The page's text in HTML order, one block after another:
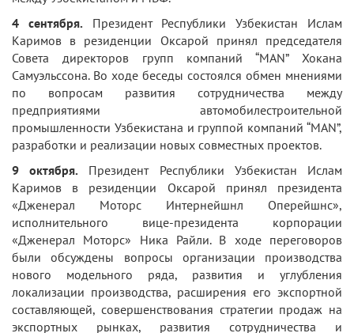
4 сентября. Президент Республики Узбекистан Ислам
Каримов в резиденции Оксарой принял председателя
Совета директоров групп компаний “MAN” Хокана
Самуэльссона. Во ходе беседы состоялся обмен мнениями
по вопросам развития сотрудничества между
предприятиями автомобилестроительной
промышленности Узбекистана и группой компаний “MAN”,
разработки и реализации новых совместных проектов.
9 октября. Президент Республики Узбекистан Ислам
Каримов в резиденции Оксарой принял президента
«Дженерал Моторс Интернейшнл Оперейшнс»,
исполнительного вице-президента корпорации
«Дженерал Моторс» Ника Райли. В ходе переговоров
были обсуждены вопросы организации производства
нового модельного ряда, развития и углубления
локализации производства, расширения его экспортной
составляющей, совершенствования стратегии продаж на
экспортных рынках, развития сотрудничества и